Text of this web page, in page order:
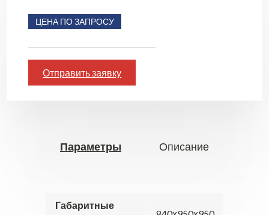
ЦЕНА ПО ЗАПРОСУ
Отправить заявку
Параметры Описание
Габаритные